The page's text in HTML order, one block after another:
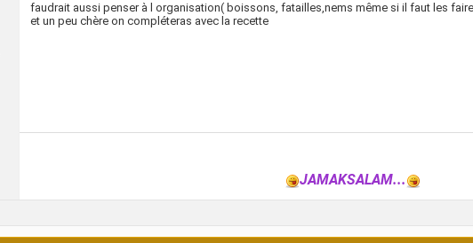
faudrait aussi penser à l organisation( boissons, fatailles,nems même si il faut les
et un peu chère on compléteras avec la recette
JAMAKSALAM...